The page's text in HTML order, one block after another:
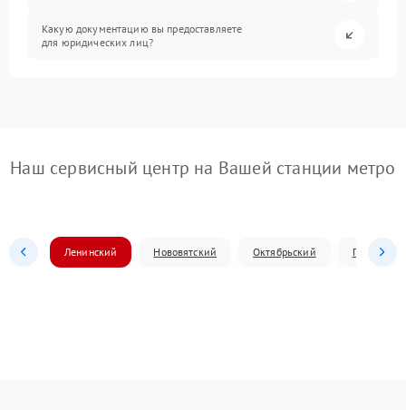
Какую документацию вы предоставляете
для юридических лиц?
Наш сервисный центр на Вашей станции метро
Ленинский Нововятский Октябрьский